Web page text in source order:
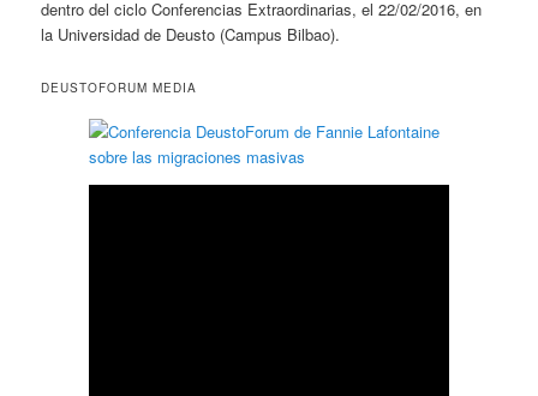
dentro del ciclo Conferencias Extraordinarias, el 22/02/2016, en
la Universidad de Deusto (Campus Bilbao).
DEUSTOFORUM MEDIA